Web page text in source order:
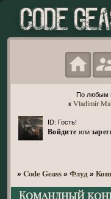
По любым
к Vladimir
ID: Гость!
Войдите или
» Code Geass » Флуд »
Командный